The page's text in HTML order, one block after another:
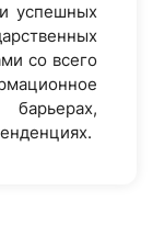
успешных
со всего